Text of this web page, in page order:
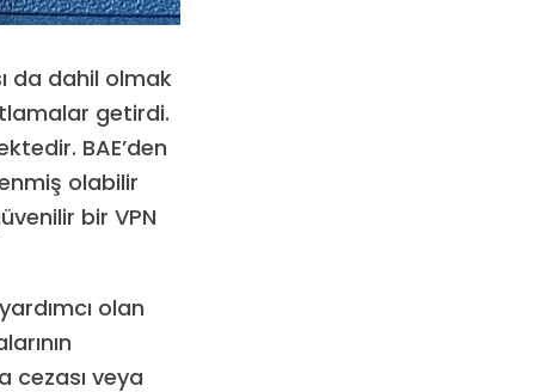
da dahil olmak
getirdi.
BAE’den
olabilir
bir VPN
olan
cezası veya